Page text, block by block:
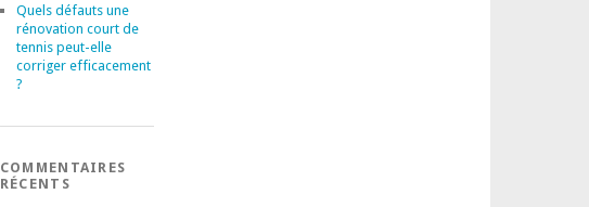
Quels défauts une
rénovation court de
tennis peut-elle
corriger efficacement
?
COMMENTAIRES
RÉCENTS